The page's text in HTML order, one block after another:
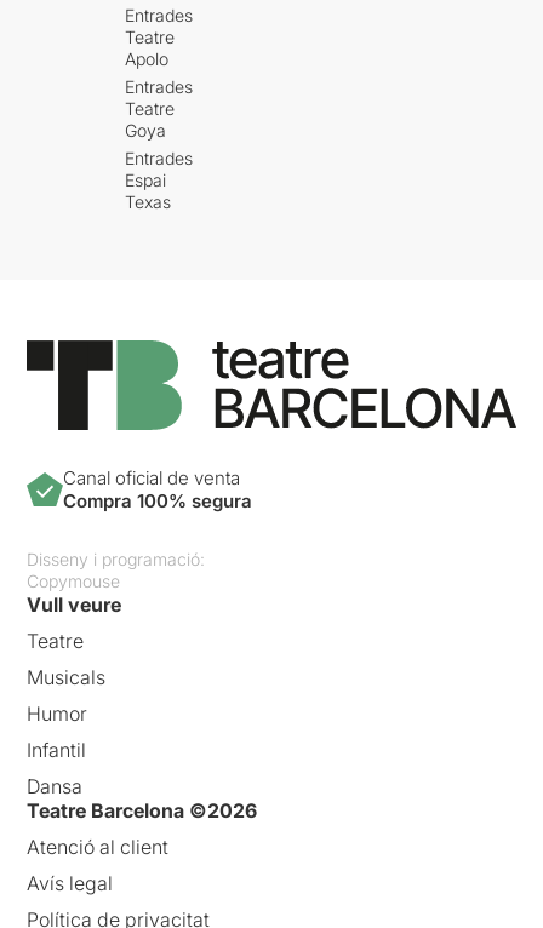
Entrades
Teatre
Apolo
Entrades
Teatre
Goya
Entrades
Espai
Texas
Canal oficial de venta
Compra 100% segura
Disseny i programació:
Copymouse
Vull veure
Teatre
Musicals
Humor
Infantil
Dansa
Teatre Barcelona ©2026
Atenció al client
Avís legal
Política de privacitat